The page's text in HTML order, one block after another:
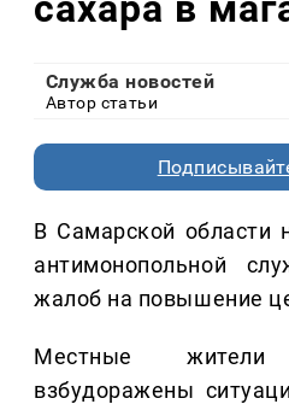
Служба новостей
Автор статьи
В Самарской области
антимонопольной
жалоб на повышение
Местные
взбудоражены